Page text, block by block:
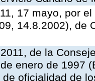
17 mayo, por
14.8.2002), de
de la
enero de 1997
oficialidad de